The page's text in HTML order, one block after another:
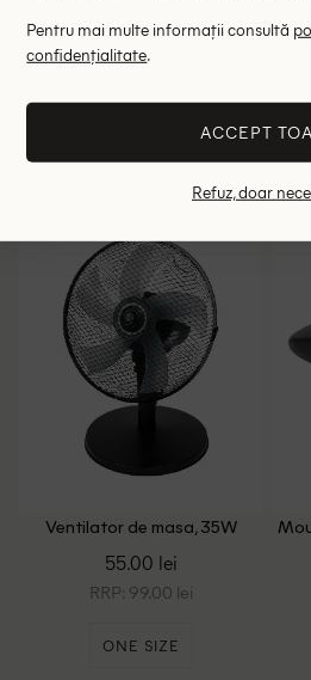
Încărcător solar pliabil 28W
4600mAh Re-load,
99.00 lei
RRP: 199.00 lei
Ventilator de masa, 35W
55.00 lei
RRP: 99.00 lei
ONE SIZE
Pentru mai multe informații consultă
confidențialitate.
ACCEPT
Refuz, doar